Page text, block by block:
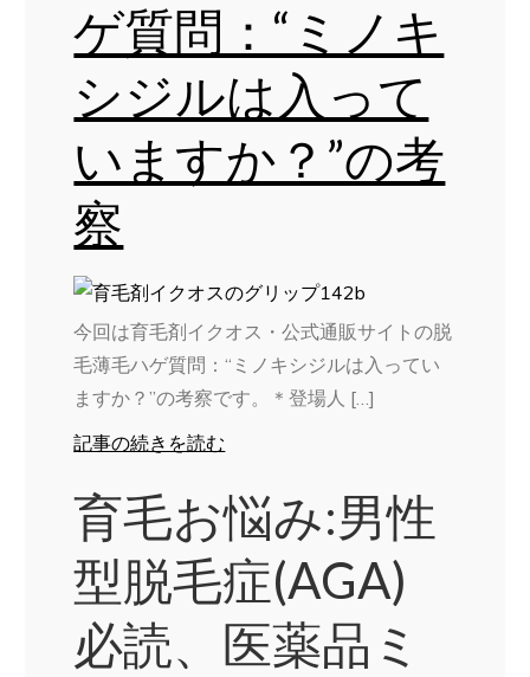
ゲ質問：“ミノキ
シジルは入って
いますか？”の考
察
今回は育毛剤イクオス・公式通販サイトの脱
毛薄毛ハゲ質問：“ミノキシジルは入ってい
ますか？”の考察です。＊登場人 […]
記事の続きを読む
育毛お悩み:男性
型脱毛症(AGA)
必読、医薬品ミ